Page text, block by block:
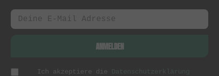
ANMELDEN
Ich akzeptiere die
Datenschutzerklärung